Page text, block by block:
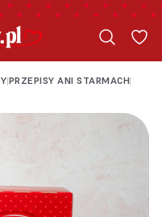
|PRZEPISY ANI STARMACH|